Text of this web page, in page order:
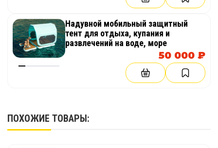
Надувной мобильный защитный
тент для отдыха, купания и
развлечений на воде, море
50 000 ₽
ПОХОЖИЕ ТОВАРЫ: